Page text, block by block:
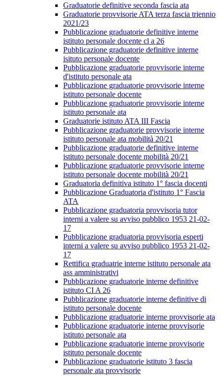
Graduatorie definitive seconda fascia ata
Graduatorie provvisorie ATA terza fascia triennio
2021/23
Pubblicazione graduatorie definitive interne
istituto personale docente cl a 26
Pubblicazione graduatorie definitive interne
isituto personale docente
Pubblicazione graduatorie provvisorie interne
d'istituto personale ata
Pubblicazione graduatorie provvisorie interne
istituto personale docente
Pubblicazione graduatorie provvisorie interne
istituto personale ata
Graduatorie istituto ATA III Fascia
Pubblicazione graduatorie provvisorie interne
istituto personale ata mobilità 20/21
Pubblicazione graduatorie definitive interne
istituto personale docente mobilità 20/21
Pubblicazione graduatorie provvisorie interne
istituto personale docente mobilità 20/21
Graduatoria definitiva istituto 1° fascia docenti
Pubblicazione Graduatoria d'istituto 1° Fascia
ATA
Pubblicazione graduatoria provvisoria tutor
interni a valere su avviso pubblico 1953 21-02-
17
Pubblicazione graduatoria provvisoria esperti
interni a valere su avviso pubblico 1953 21-02-
17
Rettifica graduatrie interne istituto personale ata
ass amministrativi
Pubblicazione graduatorie interne definitive
istituto CI A 26
Pubblicazione graduatorie interne definitive di
istituto personale docente
Pubblicazione graduatorie interne provvisorie ata
Pubblicazione graduatorie interne provvisorie
istituto personale ata
Pubblicazione graduatorie interne provvisorie
istituto personale docente
Pubblicazione graduatorie istituto 3 fascia
personale ata provvisorie